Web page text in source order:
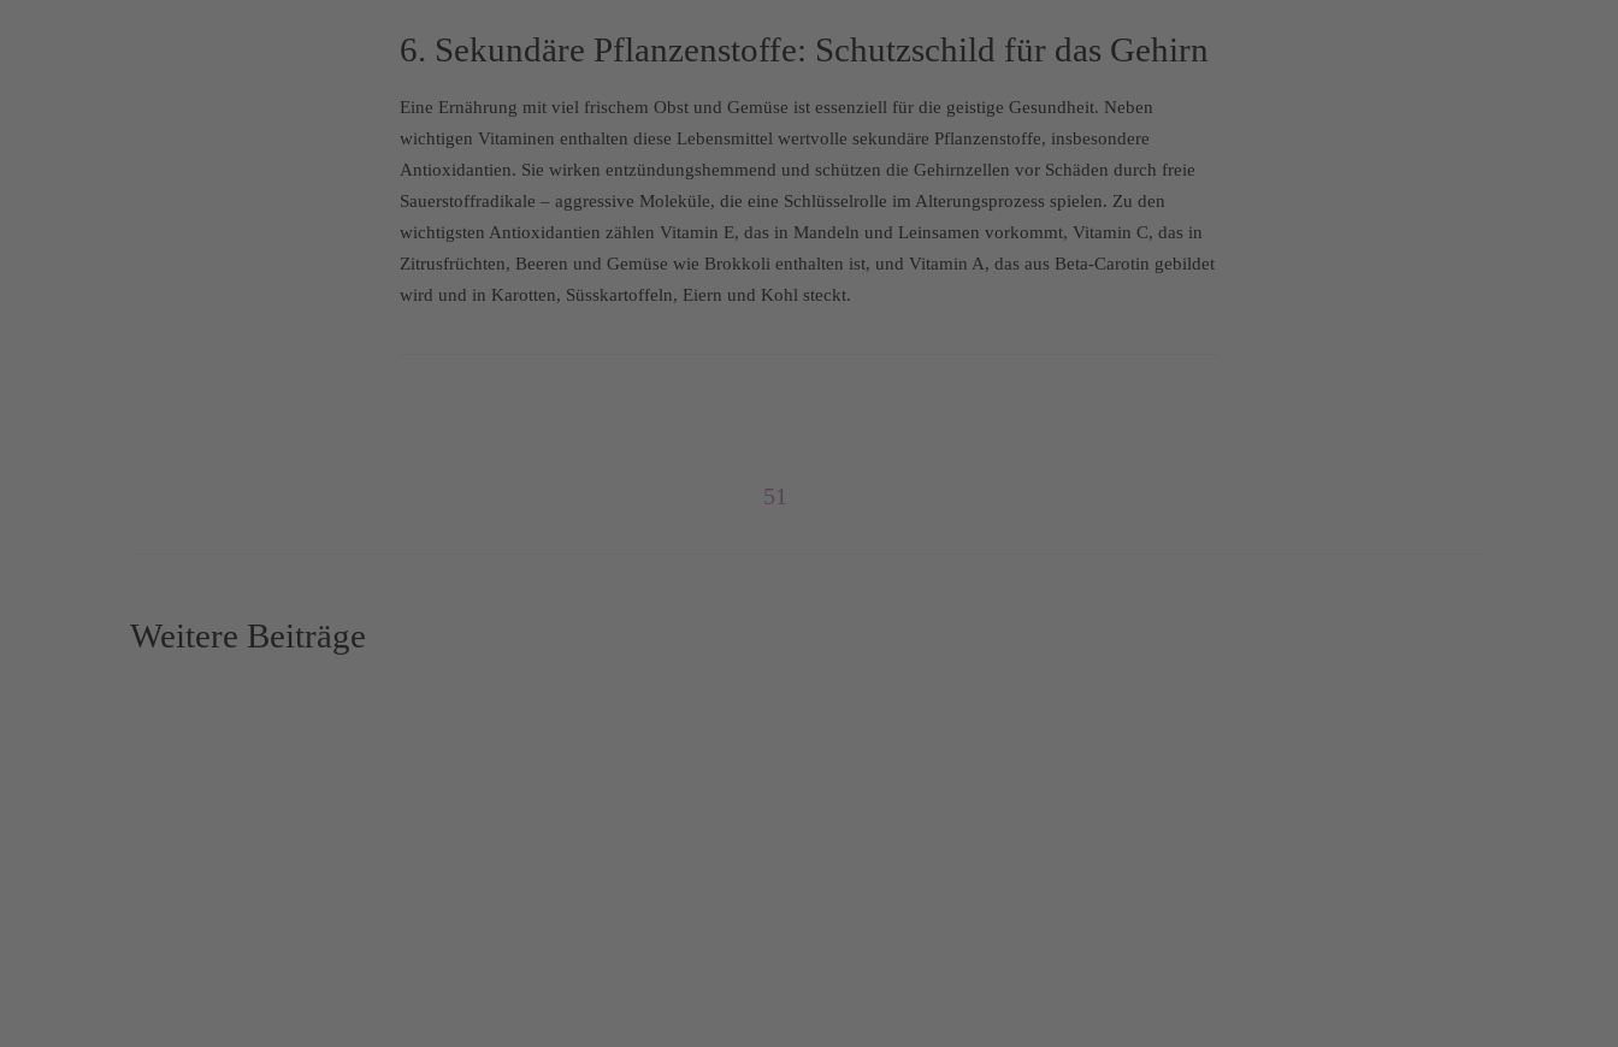
6. Sekundäre Pflanzenstoffe: Schutzschild für das Gehirn
Eine Ernährung mit viel frischem Obst und Gemüse ist essenziell für die geistige Gesundheit. Neben
wichtigen Vitaminen enthalten diese Lebensmittel wertvolle sekundäre Pflanzenstoffe, insbesondere
Antioxidantien. Sie wirken entzündungshemmend und schützen die Gehirnzellen vor Schäden durch freie
Sauerstoffradikale – aggressive Moleküle, die eine Schlüsselrolle im Alterungsprozess spielen. Zu den
wichtigsten Antioxidantien zählen Vitamin E, das in Mandeln und Leinsamen vorkommt, Vitamin C, das in
Zitrusfrüchten, Beeren und Gemüse wie Brokkoli enthalten ist, und Vitamin A, das aus Beta-Carotin gebildet
wird und in Karotten, Süsskartoffeln, Eiern und Kohl steckt.
51
Weitere Beiträge